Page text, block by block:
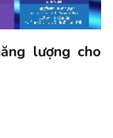
lượng cho